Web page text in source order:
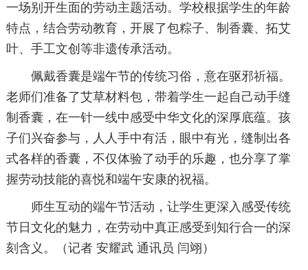
一场别开生面的劳动主题活动。学校根据学生的年龄
特点，结合劳动教育，开展了包粽子、制香囊、拓艾
叶、手工文创等非遗传承活动。
佩戴香囊是端午节的传统习俗，意在驱邪祈福。
老师们准备了艾草材料包，带着学生一起自己动手缝
制香囊，在一针一线中感受中华文化的深厚底蕴。孩
子们兴奋参与，人人手中有活，眼中有光，缝制出各
式各样的香囊，不仅体验了动手的乐趣，也分享了掌
握劳动技能的喜悦和端午安康的祝福。
师生互动的端午节活动，让学生更深入感受传统
节日文化的魅力，在劳动中真正感受到知行合一的深
刻含义。（记者 安耀武 通讯员 闫翊）